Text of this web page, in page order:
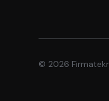
© 2026